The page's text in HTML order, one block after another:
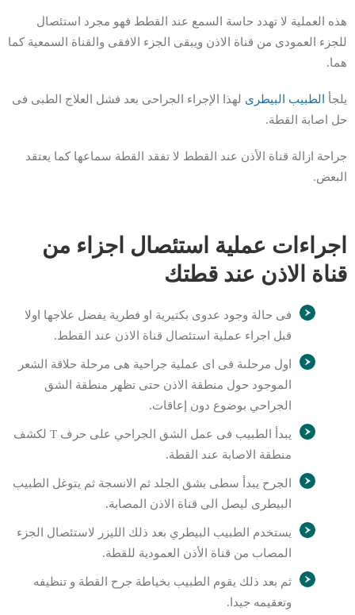
هذه العملية لا تهدد حاسة السمع عند القطط فهو مجرد استئصال
للجزء العمودى من قناة الاذن ويبقى الجزء الافقى والقناة السمعية كما
هما.
يلجأ الطبيب البيطرى لهذا الإجراء الجراحى بعد فشل العلاج الطبى فى
حل اصابة القطة.
جراحة ازالة قناة الأذن عند القطط لا تفقد القطة سماعها كما يعتقد
البعض.
اجراءات عملية استئصال اجزاء من
قناة الاذن عند قطتك
فى حالة وجود عدوى بكتيرية او فطرية يفضل علاجها اولا
قبل اجراء عملية استئصال قناة الاذن عند القطط.
اول مرحلىة فى اى عملية جراحية هى مرحلة حلاقة الشعر
الموجود حول منطقة الاذن حتى تظهر منطقة الشق
الجراحي بوضوع دون إعاقات.
يبدأ الطبيب فى عمل الشق الجراحي على حرف T لكشف
منطقة الاصابة عند القطة.
الجرح يبدأ سطى بشق الجلد ثم الانسجة ثم يتوغل الطبيب
البيطرى ليصل الى قناة الاذن المصابة.
يستخدم الطبيب البيطري بعد ذلك الليزر لاستئصال الجزء
المصاب من قناة الأذن العمودية للقطة.
ثم بعد ذلك يقوم الطبيب بخياطة جرح القطة و تنظيفه
وتعقيمه جيدا.